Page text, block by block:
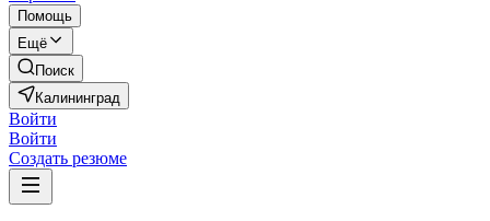
Помощь
Ещё
Поиск
Калининград
Войти
Войти
Создать резюме